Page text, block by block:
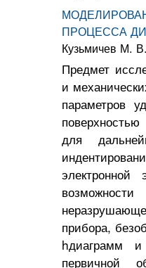
ПРОЦЕССА
Кузьмичев М.
Предмет
и
параметров
для
прибора,
hдиаграмм
первичной